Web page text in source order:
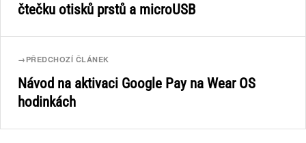
čtečku otisků prstů a microUSB
→ PŘEDCHOZÍ ČLÁNEK
Návod na aktivaci Google Pay na Wear OS
hodinkách